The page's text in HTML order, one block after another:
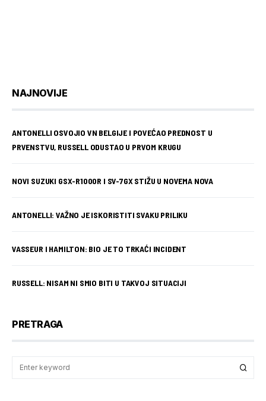
NAJNOVIJE
ANTONELLI OSVOJIO VN BELGIJE I POVEĆAO PREDNOST U
PRVENSTVU, RUSSELL ODUSTAO U PRVOM KRUGU
NOVI SUZUKI GSX-R1000R I SV-7GX STIŽU U NOVEMA NOVA
ANTONELLI: VAŽNO JE ISKORISTITI SVAKU PRILIKU
VASSEUR I HAMILTON: BIO JE TO TRKAĆI INCIDENT
RUSSELL: NISAM NI SMIO BITI U TAKVOJ SITUACIJI
PRETRAGA